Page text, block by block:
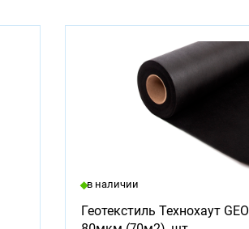
в наличии
Геотекстиль Технохаут GEO